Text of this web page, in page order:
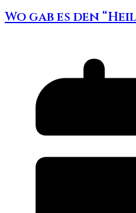
Wo gab es den